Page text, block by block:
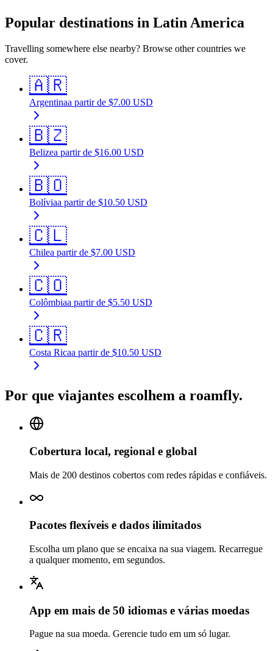
Popular destinations in Latin America
Travelling somewhere else nearby? Browse other countries we
cover.
🇦🇷
Argentinaa partir de $7.00 USD
🇧🇿
Belizea partir de $16.00 USD
🇧🇴
Bolíviaa partir de $10.50 USD
🇨🇱
Chilea partir de $7.00 USD
🇨🇴
Colômbiaa partir de $5.50 USD
🇨🇷
Costa Ricaa partir de $10.50 USD
Por que viajantes escolhem a roamfly.
Cobertura local, regional e global
Mais de 200 destinos cobertos com redes rápidas e confiáveis.
Pacotes flexíveis e dados ilimitados
Escolha um plano que se encaixa na sua viagem. Recarregue
a qualquer momento, em segundos.
App em mais de 50 idiomas e várias moedas
Pague na sua moeda. Gerencie tudo em um só lugar.